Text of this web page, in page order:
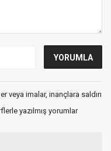
veya imalar, inançlara saldırı
yazılmış yorumlar